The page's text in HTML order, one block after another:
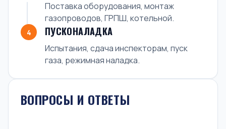
Поставка оборудования, монтаж
газопроводов, ГРПШ, котельной.
4 ПУСКОНАЛАДКА
Испытания, сдача инспекторам, пуск
газа, режимная наладка.
ВОПРОСЫ И ОТВЕТЫ